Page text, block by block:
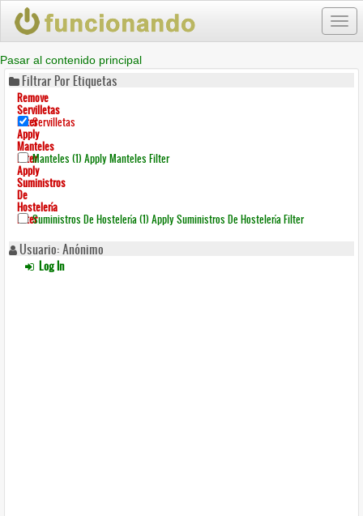
Pasar al contenido principal
Filtrar Por Etiquetas
Remove
Servilletas
FilterServilletas
Apply
Manteles
FilterManteles (1) Apply Manteles Filter
Apply
Suministros
De
Hostelería
FilterSuministros De Hostelería (1) Apply Suministros De Hostelería Filter
Usuario: Anónimo
Log In